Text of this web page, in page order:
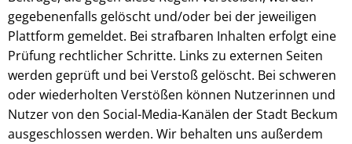
gegebenenfalls gelöscht und/oder bei der jeweiligen
Plattform gemeldet. Bei strafbaren Inhalten erfolgt eine
Prüfung rechtlicher Schritte. Links zu externen Seiten
werden geprüft und bei Verstoß gelöscht. Bei schweren
oder wiederholten Verstößen können Nutzerinnen und
Nutzer von den Social-Media-Kanälen der Stadt Beckum
ausgeschlossen werden. Wir behalten uns außerdem